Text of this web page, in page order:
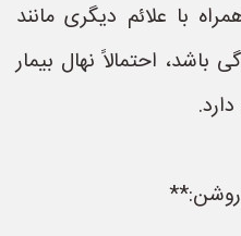
با علائم دیگری مانند
احتمالاً نهال بیمار